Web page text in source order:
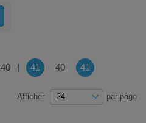
Page
40 | Vous lisez actuellement la page
41 Page
40 Vous lisez
41
Afficher par page